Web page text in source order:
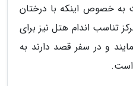
به خصوص اینکه با درختان
تناسب اندام هتل نیز برای
و در سفر قصد دارند به
است.